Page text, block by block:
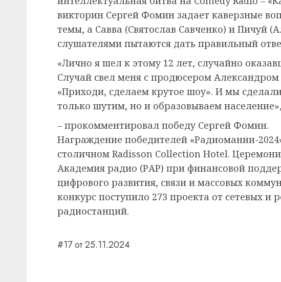
викторин Сергей Фомин задает каверзные
темы, а Савва (Святослав Савченко) и Пичуй
слушателями пытаются дать правильный
«Лично я шел к этому 12 лет, случайно
Случай свел меня с продюсером
«Приходи, сделаем крутое шоу». И мы
только шутим, но и образовываем население»,
– прокомментировал победу Сергей Фомин.
Награждение победителей «Радиомании-
столичном Radisson Collection Hotel.
Академия радио (РАР) при финансовой
цифрового развития, связи и массовых
конкурс поступило 273 проекта от сетевых и
радиостанций.
#17 от 25.11.2024